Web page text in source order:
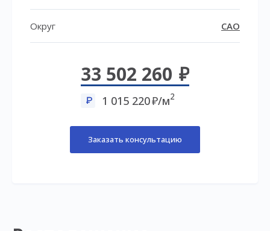
Округ САО
33 502 260
1 015 220 /м2
Заказать консультацию